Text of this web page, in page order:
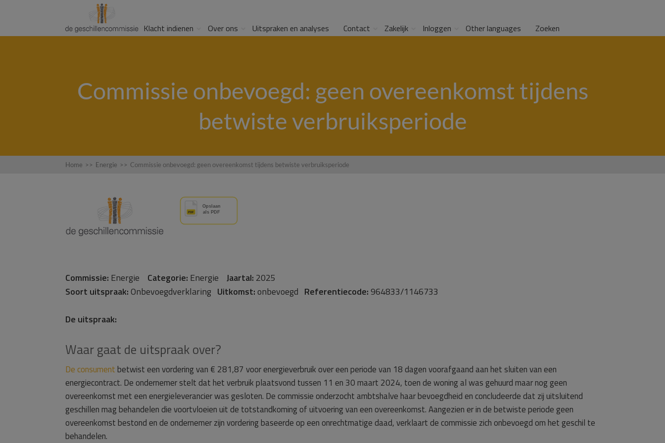
Klacht indienen Over ons Uitspraken en analyses Contact Zakelijk Inloggen Other languages Zoeken
Commissie onbevoegd: geen overeenkomst tijdens
betwiste verbruiksperiode
Home >> Energie >> Commissie onbevoegd: geen overeenkomst tijdens betwiste verbruiksperiode
Commissie: Energie Categorie: Energie Jaartal: 2025
Soort uitspraak:Onbevoegdverklaring Uitkomst:onbevoegd Referentiecode:964833/1146733
De uitspraak:
Waar gaat de uitspraak over?
De consumentbetwist een vordering van € 281,87 voor energieverbruik over een periode van 18 dagen voorafgaand aan het sluiten van een
energiecontract. De ondernemer stelt dat het verbruik plaatsvond tussen 11 en 30 maart 2024, toen de woning al was gehuurd maar nog geen
overeenkomst met een energieleverancier was gesloten. De commissie onderzocht ambtshalve haar bevoegdheid en concludeerde dat zij uitsluitend
geschillen mag behandelen die voortvloeien uit de totstandkoming of uitvoering van een overeenkomst. Aangezien er in de betwiste periode geen
overeenkomst bestond en de ondernemer zijn vordering baseerde op een onrechtmatige daad, verklaart de commissie zich onbevoegd om het geschil te
behandelen.